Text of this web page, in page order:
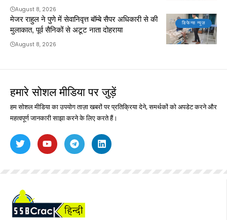
August 8, 2026
डिफेन्स न्यूज़
मेजर राहुल ने पुणे में सेवानिवृत्त बॉम्बे सैपर अधिकारी से की
मुलाकात, पूर्व सैनिकों से अटूट नाता दोहराया
August 8, 2026
हमारे सोशल मीडिया पर जुड़ें
हम सोशल मीडिया का उपयोग ताज़ा खबरों पर प्रतिक्रिया देने, समर्थकों को अपडेट करने और
महत्वपूर्ण जानकारी साझा करने के लिए करते हैं।